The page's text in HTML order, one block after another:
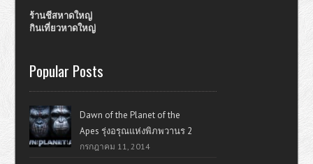
ร้านชีสหาดใหญ่
กินเที่ยวหาดใหญ่
Popular Posts
Dawn of the Planet of the
Apes รุ่งอรุณแห่งพิภพวานร 2
กรกฎาคม 11, 2014